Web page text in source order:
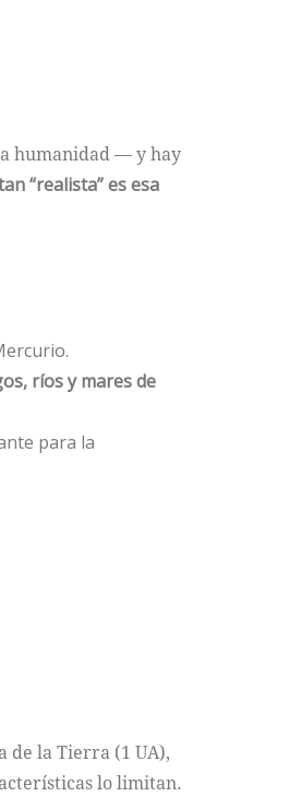
humanidad — y hay
“realista” es esa
ríos y mares de
para la
de la Tierra (1 UA),
lo limitan.